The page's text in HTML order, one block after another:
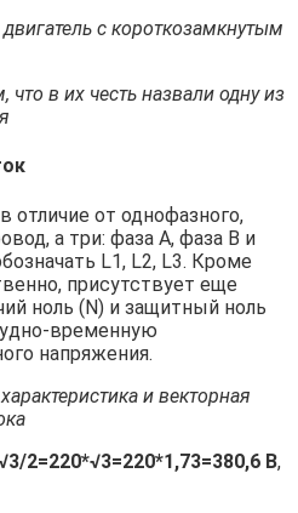
с короткозамкнутым
что в их честь назвали одну из
отличие от однофазного,
а три: фаза A, фаза B и
L1, L2, L3. Кроме
присутствует еще
ноль (N) и защитный ноль
временную
напряжения.
и векторная
2=220*√3=220*1,73=380,6 В,